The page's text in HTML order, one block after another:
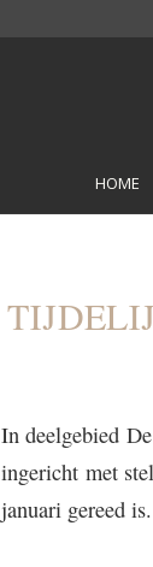
HOME
In deelgebied
ingericht met
januari gereed is.